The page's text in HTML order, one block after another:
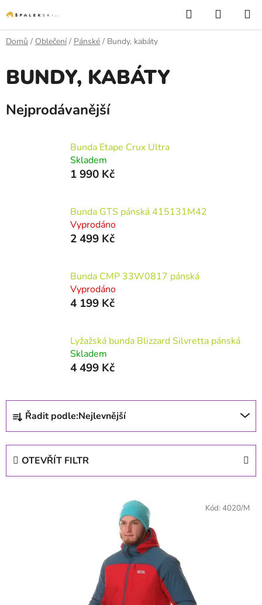
Hledat
Domů / Oblečení / Pánské / Bundy, kabáty
BUNDY, KABÁTY
Nejprodávanější
Bunda Etape Crux Ultra
Skladem
1 990 Kč
Bunda GTS pánská 415131M42
Vyprodáno
2 499 Kč
Bunda CMP 33W0817 pánská
Vyprodáno
4 199 Kč
Lyžažská bunda Blizzard Silvretta pánská
Skladem
4 499 Kč
Řazení produktů
Řadit podle:Nejlevnější
OTEVŘÍT FILTR
Kód: 4020/M